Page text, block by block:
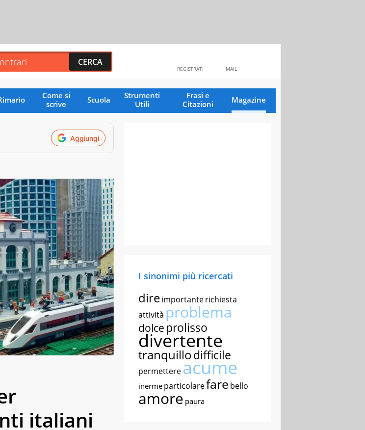
MAIL
REGISTRATI
Come si
scrive
Scuola
Strumenti
Utili
Frasi e
Citazioni
Magazine
Aggiungi
italiani
I sinonimi più ricercati
direimportanterichiesta
attività problema
dolce prolisso
divertente
tranquillodifficile
permettereacume
inerme particolarefare bello
amore paura